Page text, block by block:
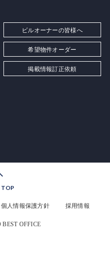
ビルオーナーの皆様へ
希望物件オーダー
掲載情報訂正依頼
TOP
個人情報保護方針 採用情報
BEST OFFICE